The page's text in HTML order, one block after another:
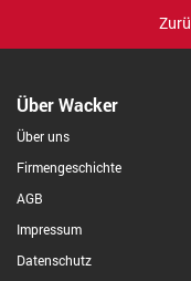
Über Wacker
Über uns
Firmengeschichte
AGB
Impressum
Datenschutz